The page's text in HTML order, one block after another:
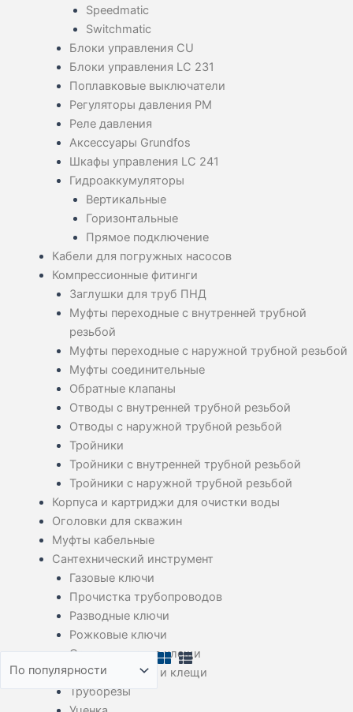
Speedmatic
Switchmatic
Блоки управления CU
Блоки управления LC 231
Поплавковые выключатели
Регуляторы давления PM
Реле давления
Аксессуары Grundfos
Шкафы управления LC 241
Гидроаккумуляторы
Вертикальные
Горизонтальные
Прямое подключение
Кабели для погружных насосов
Компрессионные фитинги
Заглушки для труб ПНД
Муфты переходные с внутренней трубной
резьбой
Муфты переходные с наружной трубной резьбой
Муфты соединительные
Обратные клапаны
Отводы с внутренней трубной резьбой
Отводы с наружной трубной резьбой
Тройники
Тройники с внутренней трубной резьбой
Тройники с наружной трубной резьбой
Корпуса и картриджи для очистки воды
Оголовки для скважин
Муфты кабельные
Сантехнический инструмент
Газовые ключи
Прочистка трубопроводов
Разводные ключи
Рожковые ключи
Сантехнические клещи
Трубные ключи и клещи
Труборезы